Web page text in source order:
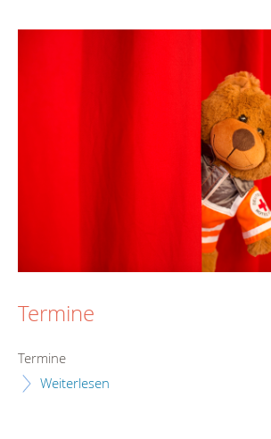
Termine
Termine
Weiterlesen